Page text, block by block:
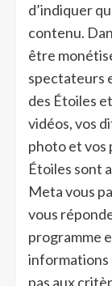
d’indiquer
contenu.
être
spectateurs
des Étoiles
vidéos, vos
photo et vos
Étoiles sont
Meta vous
vous
programme
informations
pas aux